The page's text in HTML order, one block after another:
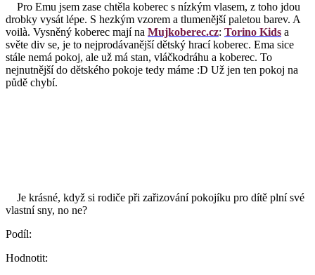
Pro Emu jsem zase chtěla koberec s nízkým vlasem, z toho jdou
drobky vysát lépe. S hezkým vzorem a tlumenější paletou barev. A
voilà. Vysněný koberec mají na Mujkoberec.cz: Torino Kids a
světe div se, je to nejprodávanější dětský hrací koberec. Ema sice
stále nemá pokoj, ale už má stan, vláčkodráhu a koberec. To
nejnutnější do dětského pokoje tedy máme :D Už jen ten pokoj na
půdě chybí.
Je krásné, když si rodiče při zařizování pokojíku pro dítě plní své
vlastní sny, no ne?
Podíl:
Hodnotit: